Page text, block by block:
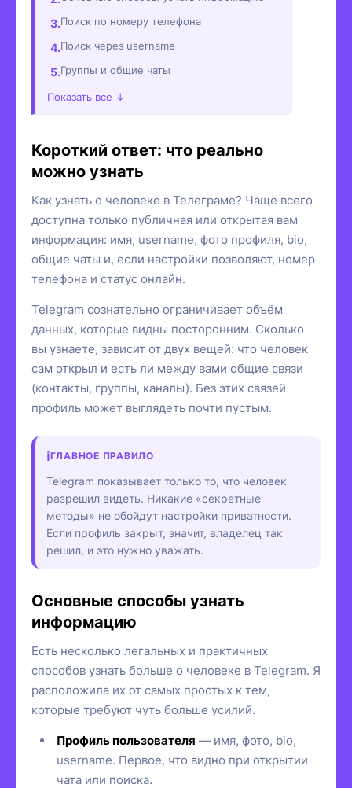
Поиск по номеру телефона
Поиск через username
Группы и общие чаты
Показать все ↓
Короткий ответ: что реально
можно узнать
Как узнать о человеке в Телеграме? Чаще всего
доступна только публичная или открытая вам
информация: имя, username, фото профиля, bio,
общие чаты и, если настройки позволяют, номер
телефона и статус онлайн.
Telegram сознательно ограничивает объём
данных, которые видны посторонним. Сколько
вы узнаете, зависит от двух вещей: что человек
сам открыл и есть ли между вами общие связи
(контакты, группы, каналы). Без этих связей
профиль может выглядеть почти пустым.
ГЛАВНОЕ ПРАВИЛО
Telegram показывает только то, что человек
разрешил видеть. Никакие «секретные
методы» не обойдут настройки приватности.
Если профиль закрыт, значит, владелец так
решил, и это нужно уважать.
Основные способы узнать
информацию
Есть несколько легальных и практичных
способов узнать больше о человеке в Telegram. Я
расположила их от самых простых к тем,
которые требуют чуть больше усилий.
Профиль пользователя — имя, фото, bio,
username. Первое, что видно при открытии
чата или поиска.